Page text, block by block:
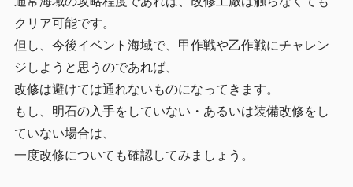
クリア可能です。
但し、今後イベント海域で、甲作戦や乙作戦にチャレン
ジしようと思うのであれば、
改修は避けては通れないものになってきます。
もし、明石の入手をしていない・あるいは装備改修をし
ていない場合は、
一度改修についても確認してみましょう。